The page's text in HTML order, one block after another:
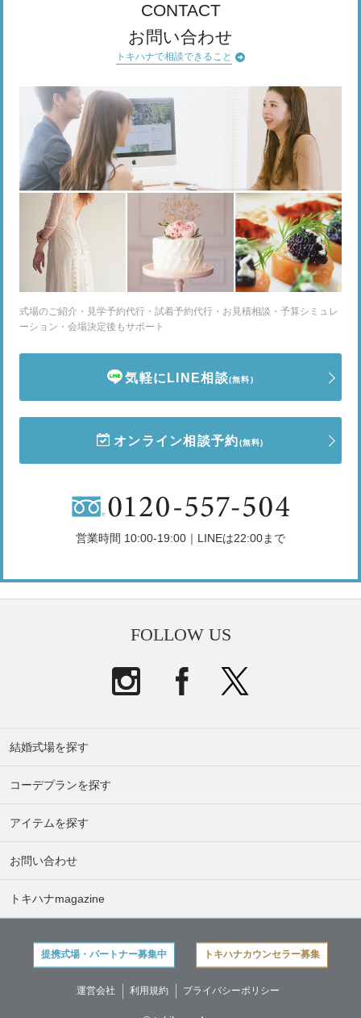
CONTACT
お問い合わせ
トキハナで相談できること
式場のご紹介・見学予約代行・試着予約代行・お見積相談・予算シミュレ
ーション・会場決定後もサポート
気軽にLINE相談(無料)
オンライン相談予約(無料)
営業時間 10:00-19:00｜LINEは22:00まで
FOLLOW US
結婚式場を探す
コーデプランを探す
アイテムを探す
お問い合わせ
トキハナmagazine
提携式場・パートナー募集中 トキハナカウンセラー募集
運営会社 利用規約 プライバシーポリシー